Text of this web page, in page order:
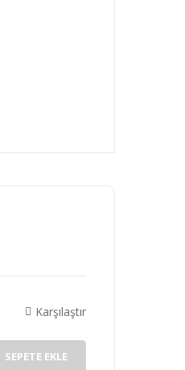
Karşılaştır
SEPETE EKLE